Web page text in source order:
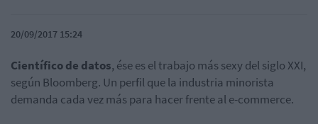
20/09/2017 15:24
Científico de datos, ése es el trabajo más sexy del siglo XXI,
según Bloomberg. Un perfil que la industria minorista
demanda cada vez más para hacer frente al e-commerce.